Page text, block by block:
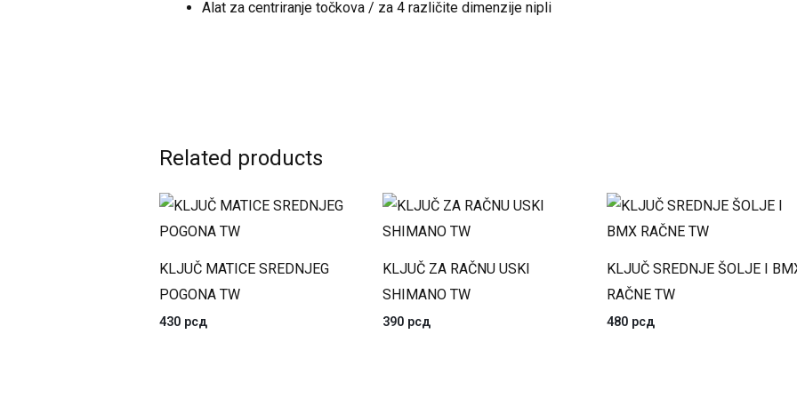
Alat za centriranje točkova / za 4 različite dimenzije nipli
Related products
KLJUČ MATICE SREDNJEG
POGONA TW
430 рсд
KLJUČ ZA RAČNU USKI
SHIMANO TW
390 рсд
KLJUČ SREDNJE ŠOLJE I
RAČNE TW
480 рсд